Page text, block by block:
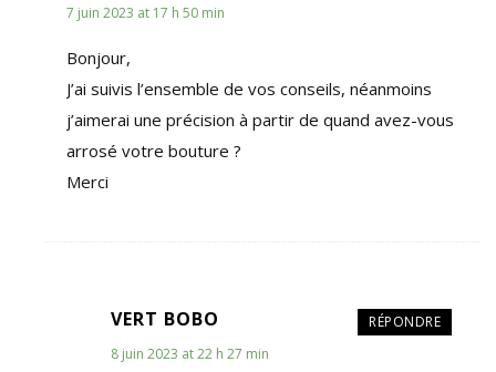
7 juin 2023 at 17 h 50 min
Bonjour,
J’ai suivis l’ensemble de vos conseils, néanmoins
j’aimerai une précision à partir de quand avez-vous
arrosé votre bouture ?
Merci
RÉPONDRE
VERT BOBO
8 juin 2023 at 22 h 27 min